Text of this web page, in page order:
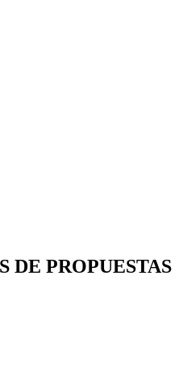
DE PROPUESTAS